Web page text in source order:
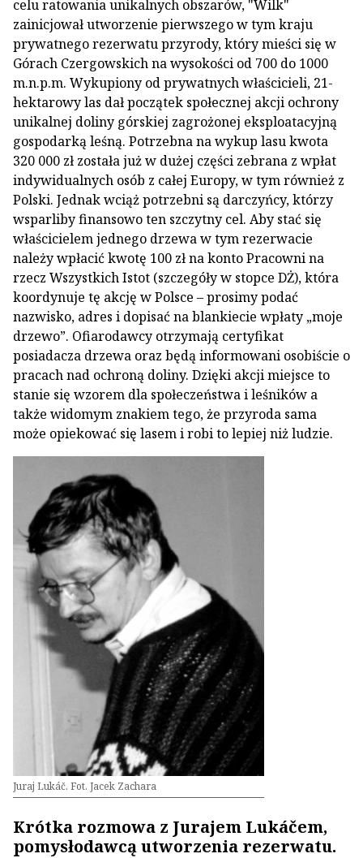
celu ratowania unikalnych obszarów, "Wilk"
zainicjował utworzenie pierwszego w tym kraju
prywatnego rezerwatu przyrody, który mieści się w
Górach Czergowskich na wysokości od 700 do 1000
m.n.p.m. Wykupiony od prywatnych właścicieli, 21-
hektarowy las dał początek społecznej akcji ochrony
unikalnej doliny górskiej zagrożonej eksploatacyjną
gospodarką leśną. Potrzebna na wykup lasu kwota
320 000 zł została już w dużej części zebrana z wpłat
indywidualnych osób z całej Europy, w tym również z
Polski. Jednak wciąż potrzebni są darczyńcy, którzy
wsparliby finansowo ten szczytny cel. Aby stać się
właścicielem jednego drzewa w tym rezerwacie
należy wpłacić kwotę 100 zł na konto Pracowni na
rzecz Wszystkich Istot (szczegóły w stopce DŻ), która
koordynuje tę akcję w Polsce – prosimy podać
nazwisko, adres i dopisać na blankiecie wpłaty „moje
drzewo”. Ofiarodawcy otrzymają certyfikat
posiadacza drzewa oraz będą informowani osobiście o
pracach nad ochroną doliny. Dzięki akcji miejsce to
stanie się wzorem dla społeczeństwa i leśników a
także widomym znakiem tego, że przyroda sama
może opiekować się lasem i robi to lepiej niż ludzie.
Juraj Lukáč. Fot. Jacek Zachara
Krótka rozmowa z Jurajem Lukáčem,
pomysłodawcą utworzenia rezerwatu.